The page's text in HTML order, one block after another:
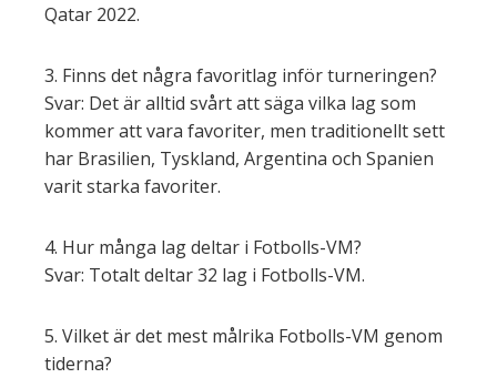
Qatar 2022.
3. Finns det några favoritlag inför turneringen?
Svar: Det är alltid svårt att säga vilka lag som
kommer att vara favoriter, men traditionellt sett
har Brasilien, Tyskland, Argentina och Spanien
varit starka favoriter.
4. Hur många lag deltar i Fotbolls-VM?
Svar: Totalt deltar 32 lag i Fotbolls-VM.
5. Vilket är det mest målrika Fotbolls-VM genom
tiderna?